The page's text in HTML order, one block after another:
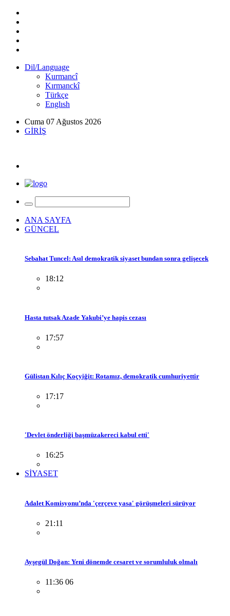
Dil/Language
Kurmancî
Kırmanckî
Türkçe
Englısh
Cuma 07 Ağustos 2026
GİRİŞ
ANA SAYFA
GÜNCEL
Sebahat Tuncel: Asıl demokratik siyaset bundan sonra gelişecek
18:12
Hasta tutsak Azade Yakubi’ye hapis cezası
17:57
Gülistan Kılıç Koçyiğit: Rotamız, demokratik cumhuriyettir
17:17
'Devlet önderliği başmüzakereci kabul etti'
16:25
SİYASET
Adalet Komisyonu’nda 'çerçeve yasa' görüşmeleri sürüyor
21:11
Ayşegül Doğan: Yeni dönemde cesaret ve sorumluluk olmalı
11:36 06